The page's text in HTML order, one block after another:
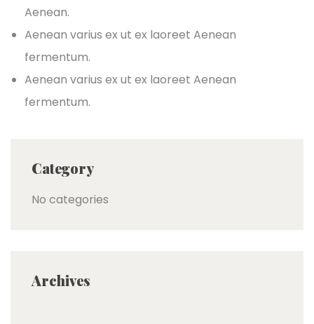
Aenean.
Aenean varius ex ut ex laoreet Aenean
fermentum.
Aenean varius ex ut ex laoreet Aenean
fermentum.
Category
No categories
Archives